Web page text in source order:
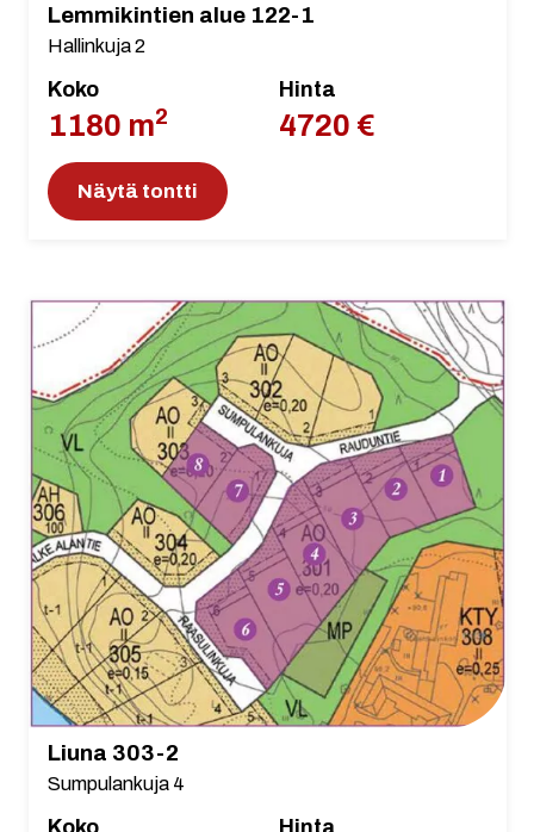
Lemmikintien alue 122-1
Hallinkuja 2
Koko
1180 m2
Hinta
4720 €
Näytä tontti
Liuna 303-2
Sumpulankuja 4